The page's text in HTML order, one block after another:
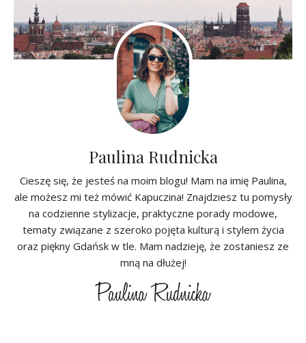
Paulina Rudnicka
Cieszę się, że jesteś na moim blogu! Mam na imię Paulina,
ale możesz mi też mówić Kapuczina! Znajdziesz tu pomysły
na codzienne stylizacje, praktyczne porady modowe,
tematy związane z szeroko pojęta kulturą i stylem życia
oraz piękny Gdańsk w tle. Mam nadzieję, że zostaniesz ze
mną na dłużej!